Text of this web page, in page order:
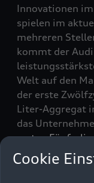
Innovationen
spielen im
mehreren
kommt der
Welt auf den
der erste
Liter-Aggregat
das
ersten
typische
Cookie